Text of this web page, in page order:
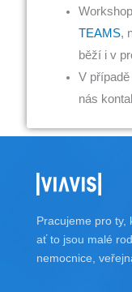
TEAMS,
běží i v
V
nás
Pracujeme pro ty,
ať to jsou malé
nemocnice,